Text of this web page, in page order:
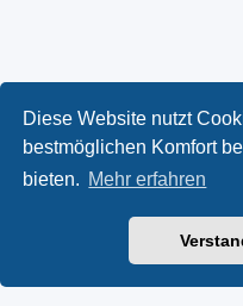
Diese Website nutzt
bestmöglichen Komfort
bieten. Mehr erfahren